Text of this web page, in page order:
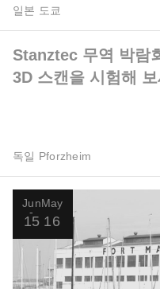
일본 도쿄
Stanztec 무역 박람
3D 스캔을 시험해
독일 Pforzheim
Jun
15
May
16